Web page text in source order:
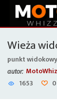
Wieża
punkt widokowy
autor:
1653
0